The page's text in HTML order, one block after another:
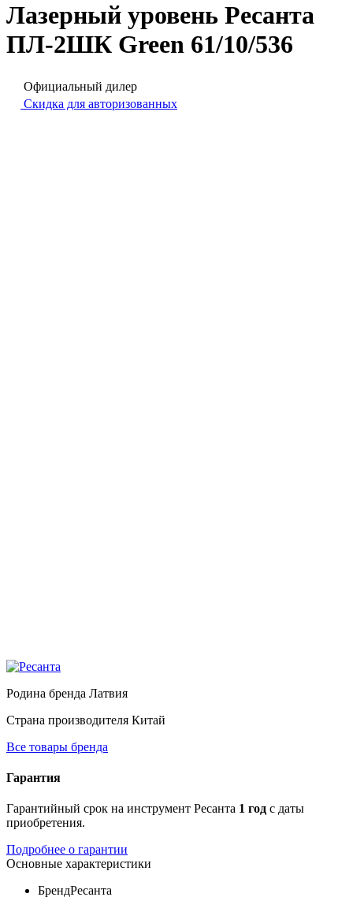
Лазерный уровень Ресанта
ПЛ-2ШК Green 61/10/536
Официальный дилер
Скидка для авторизованных
Родина бренда Латвия
Страна производителя Китай
Все товары бренда
Гарантия
Гарантийный срок на инструмент Ресанта 1 год с даты
приобретения.
Подробнее о гарантии
Основные характеристики
БрендРесанта